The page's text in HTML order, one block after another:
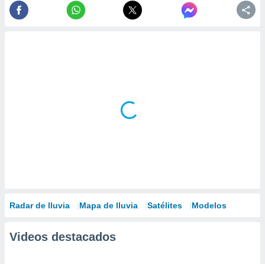
Radar de lluvia Mapa de lluvia Satélites Modelos
Videos destacados